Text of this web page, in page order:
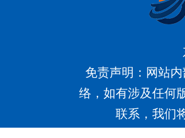
免责声明：网站
络，如有涉及任何
联系，我们